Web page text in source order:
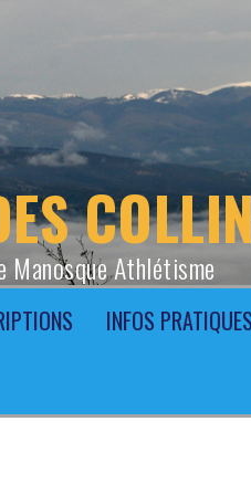
Manosque Athlétisme
INFOS PRATIQUES